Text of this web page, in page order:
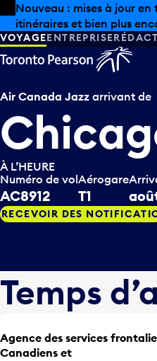
Skip to offers
Passer au contenu
Les aubaines estivales
VOYAGEENTREPRISE
Air Canada Jazz arrivant de
À L’HEURE
Numéro de vol
AC8912
Aérogare
T1
RECEVOIR DES
Temps
Agence des services
Canadiens et